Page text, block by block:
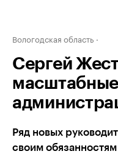
Вологодская область
Сергей
масштабные
Ряд новых
своим обязанностям